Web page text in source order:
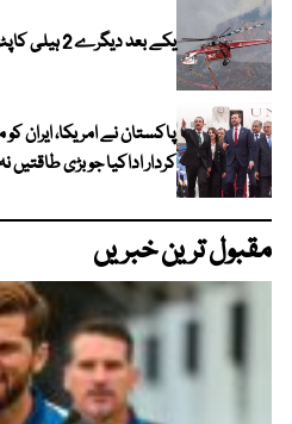
یکے بعد دیگرے 2 ہیلی کاپٹر گر کر تباہ؛ متعدد ہلاکتیں
پاکستان نے امریکا، ایران
کردار اداکیا جو بڑی
مقبول ترین خبریں